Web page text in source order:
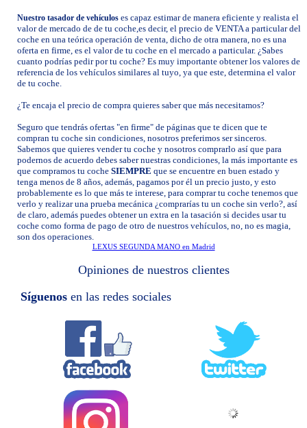
Nuestro tasador de vehículoses capaz estimar de manera eficiente y realista el
valor de mercado de de tu coche,es decir, el precio de VENTA a particular del
coche en una teórica operación de venta, dicho de otra manera, no es una
oferta en firme, es el valor de tu coche en el mercado a particular. ¿Sabes
cuanto podrías pedir por tu coche? Es muy importante obtener los valores de
referencia de los vehículos similares al tuyo, ya que este, determina el valor
de tu coche.
¿Te encaja el precio de compra quieres saber que más necesitamos?
Seguro que tendrás ofertas "en firme" de páginas que te dicen que te
compran tu coche sin condiciones, nosotros preferimos ser sinceros.
Sabemos que quieres vender tu coche y nosotros comprarlo así que para
podernos de acuerdo debes saber nuestras condiciones, la más importante es
que compramos tu cocheSIEMPRE que se encuentre en buen estado y
tenga menos de 8 años, además, pagamos por él un precio justo, y esto
probablemente es lo que más te interese, para comprar tu coche tenemos que
verlo y realizar una prueba mecánica ¿comprarías tu un coche sin verlo?, así
de claro, además puedes obtener un extra en la tasación si decides usar tu
coche como forma de pago de otro de nuestros vehículos, no, no es magia,
son dos operaciones.
LEXUS SEGUNDA MANO en Madrid
Opiniones de nuestros clientes
Síguenosen las redes sociales